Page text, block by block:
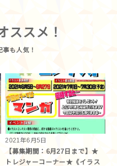
ススメ！
2021年6月5日
【募集期間：6月27日まで】★
トレジャーコーナー★《イラス